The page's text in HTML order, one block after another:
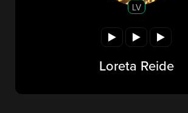
LV
Loreta Reide